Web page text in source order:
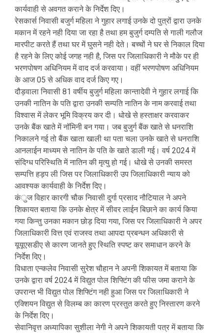
कार्यवाही से अवगत कराने के निर्देश दिए।
रेसकार्स निवासी बजुर्ग महिला ने गुहार लगाई उनके दो पुत्रों द्वारा उनके
मकान में रहने नही दिया जा रहा है तथा हम बुजुर्ग दम्पति से गाली गलौज
मारपीट करते हैं तथा घर में घुसने नही देते। बच्चों ने घर से निकाल दिया
है रहने के लिए कोई जगह नही है, जिस पर जिलाधिकारी ने मौके पर ही
भरणपोषण अधिनियम में वाद दर्ज करवाया। वहीं भरणपोषण अधिनियम
के आज 05 से अधिक वाद दर्ज किए गए।
दौड़वाला निवासी 81 वर्षीय बुजुर्ग महिला कान्तादेवी ने गुहार लगाई कि
उनकी नातिन के पति द्वारा उनकी सम्पति नातिन के नाम करवाई तथा
विश्वास में लेकर भूमि विक्रय कर दी। धोखे से हस्ताक्षर करवाकर
उनके बैंक खाते में नॉमिनी बन गया। जब बुजुर्ग बैंक खाते से धनराशि
निकालने गई तो बैंक खाता खाली था पता चला उनके खाते से धनराशि
आनलाईन माध्यम से नातिन के पति के खाते डाली गई। वर्ष 2024 में
संदिग्ध परिस्थिति में नातिन की मृत्यु हो गई। धोखे से उनकी समस्त
सम्पत्ति हड़प ली जिस पर जिलाधिकारी उप जिलाधिकारी न्याय को
आवश्यक कार्यवाही के निर्देश दिए।
कंुज विहार कारगी चौक निवासी दुर्गा प्रसाद नौटियाल ने अपने
शिकायत बताया कि उनके क्षेत्र में सीवर लाईन बिछाने का कार्य किया
गया किन्तु उनका मकान छोड़ दिया गया, जिस पर जिलाधिकारी ने अपर
जिलाधिकारी वित्त एवं राजस्व तथा आपदा प्रबन्धन अधिकारी से
यूयूएसडीए से कारण जानते हुए स्थिति स्पष्ट कर समाधान करने के
निर्देश दिए।
विधाता एन्कलेव निवासी सुरेश चौहान ने अपनी शिकायत में बताया कि
उनके द्वारा वर्ष 2024 में विद्युत पोल शिफ्टिंग की फीस जमा कराने के
उपरान्त भी विद्युत पोल शिफ्टिंग नही हुआ जिस पर जिलाधिकारी ने
एक्शियन विद्युत से विलम्ब का कारण प्रस्तुत करते हुए निस्तारण करने
के निर्देश दिए।
सेवानिवृत्त अध्यापिका सुशीला नेगी ने अपने शिकायती पत्र में बताया कि